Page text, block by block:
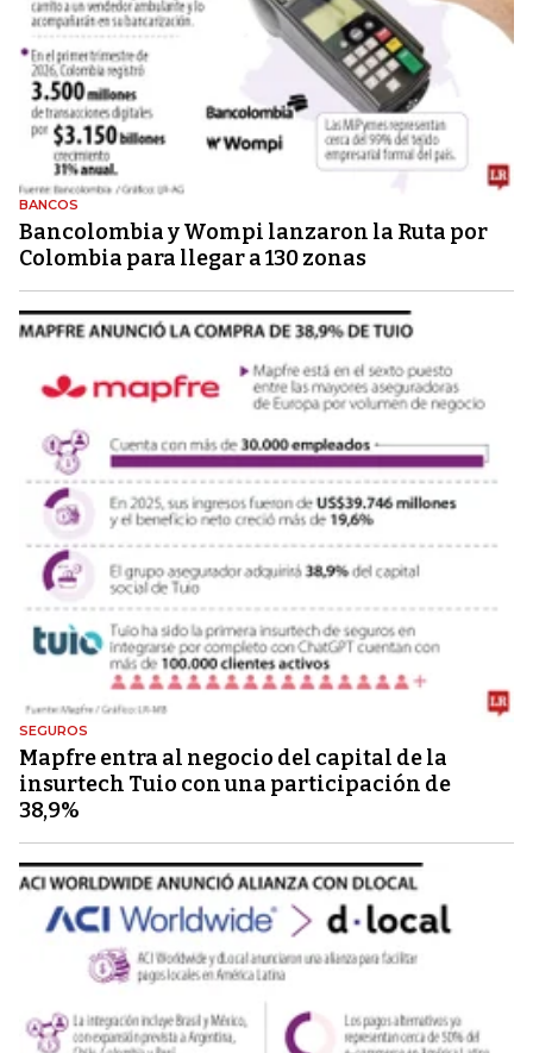
BANCOS
Bancolombia y Wompi lanzaron la Ruta por
Colombia para llegar a 130 zonas
SEGUROS
Mapfre entra al negocio del capital de la
insurtech Tuio con una participación de
38,9%